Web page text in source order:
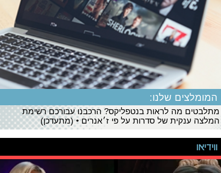
המומלצים שלנו:
מתלבטים מה לראות בנטפליקס? הרכבנו עבורכם רשימת
המלצה ענקית של סדרות על פי ז׳אנרים • (מתעדכן)
ווידיאו